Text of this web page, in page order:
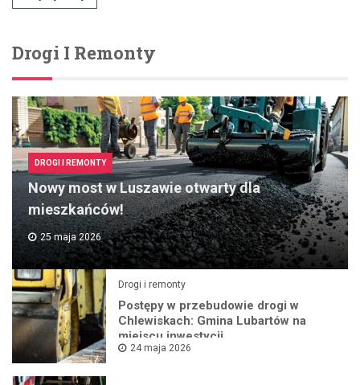
Drogi I Remonty
DROGI I REMONTY
Nowy most w Luszawie otwarty dla
mieszkańców!
25 maja 2026
Drogi i remonty
Postępy w przebudowie drogi w
Chlewiskach: Gmina Lubartów na
miejscu inwestycji
24 maja 2026